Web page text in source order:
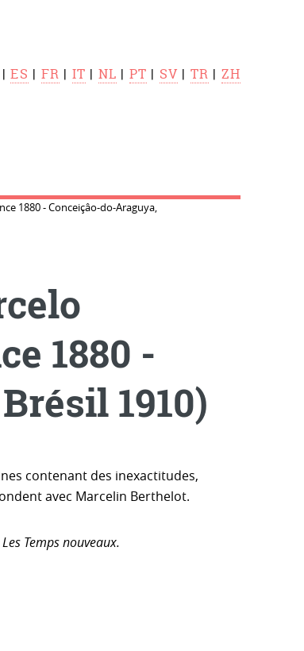
|ES | FR | IT | NL | PT | SV | TR | ZH
1880 - Conceiçâo-do-Araguya,
1880 -
1910)
contenant des inexactitudes,
avec Marcelin Berthelot.
Les Temps nouveaux.